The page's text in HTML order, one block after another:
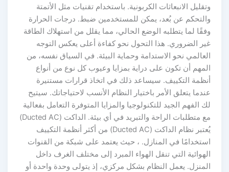
وتقليل الانبعاثات الكربونية. باستخدام تقنيات مثل الأتمتة
والتحكم عن بُعد، يمكن للمستخدمين ضبط. درجات الحرارة
وفقًا لما يتطلبه الوضع الحالي، مما يقلل من استهلاك الطاقة
غير الضروري. هذا التحول نحو كفاءة أعلى يعكس التوجه
العالمي نحو الاستدامة وحماية البيئة. في السياق نفسه، من
المهم أن تكون على دراية بمزايا وعيوب كل نوع من أنواع
أنظمة التكييف. سيساعد ذلك في اتخاذ قرارات مستنيرة
عندما يتعلق الأمر باختيار النظام الأنسب لاحتياجاتك. سيتيح
لك الفهم الجيد للتكنولوجيا والمزايا المتوفرة التعامل بفعالية
مع متطلبات الراحة والتبريد في أي بيئة. الداكت (Ducted AC)
يُعتبر نظام الداكت (Ducted AC) من أكثر أنظمة التكييف
استخدامًا في المنازل. ، حيث يعتمد على شبكة من القنوات
الهوائية التي تنقل الهواء المبرد إلى مختلف الغرف داخل
المنزل. يعمل النظام بشكل مركزي، إذ يتولى وحدة واحدة أو